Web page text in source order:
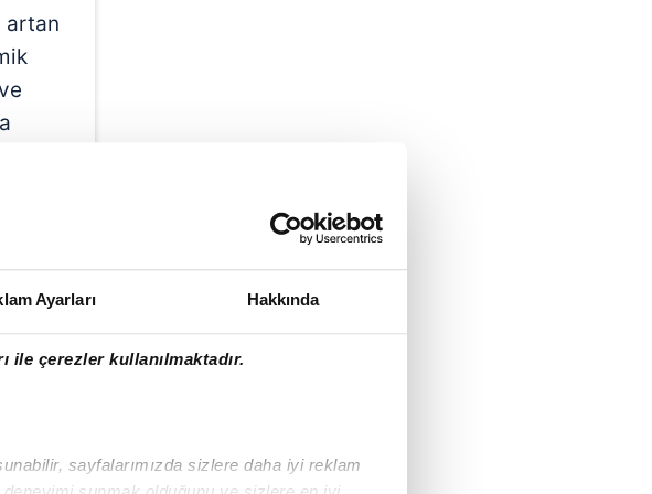
Ayarları Hakkında
çerezler kullanılmaktadır.
sayfalarımızda sizlere daha iyi reklam
artan